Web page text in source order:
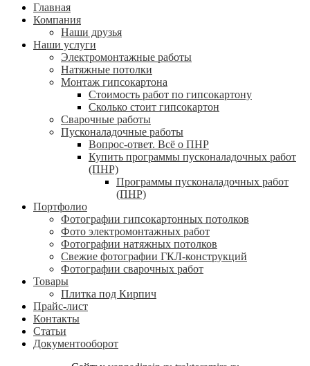
Главная
Компания
Наши друзья
Наши услуги
Электромонтажные работы
Натяжные потолки
Монтаж гипсокартона
Стоимость работ по гипсокартону
Сколько стоит гипсокартон
Сварочные работы
Пусконаладочные работы
Вопрос-ответ. Всё о ПНР
Купить программы пусконаладочных работ
(ПНР)
Программы пусконаладочных работ
(ПНР)
Портфолио
Фотографии гипсокартонных потолков
Фото электромонтажных работ
Фотографии натяжных потолков
Свежие фотографии ГКЛ-конструкций
Фотографии сварочных работ
Товары
Плитка под Кирпич
Прайс-лист
Контакты
Статьи
Документооборот